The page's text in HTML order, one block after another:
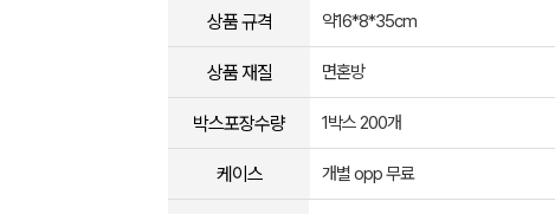
상품 규격 약16*8*35cm
상품 재질 면혼방
박스포장수량 1박스 200개
케이스 개별 opp 무료